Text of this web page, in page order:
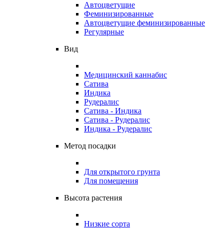
Автоцветущие
Феминизированные
Автоцветущие феминизированные
Регулярные
Вид
Медицинский каннабис
Сатива
Индика
Рудералис
Сатива - Индика
Сатива - Рудералис
Индика - Рудералис
Метод посадки
Для открытого грунта
Для помещения
Высота растения
Низкие сорта